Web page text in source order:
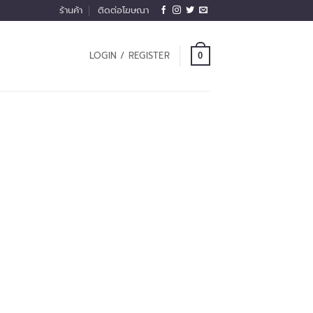
ร้านค้า ติดต่อโฆษณา
LOGIN / REGISTER 0